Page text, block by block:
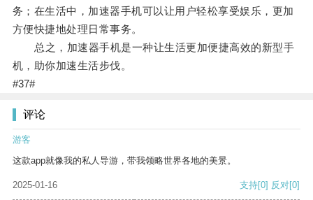
务；在生活中，加速器手机可以让用户轻松享受娱乐，更加
方便快捷地处理日常事务。
总之，加速器手机是一种让生活更加便捷高效的新型手
机，助你加速生活步伐。
#37#
评论
游客
这款app就像我的私人导游，带我领略世界各地的美景。
2025-01-16 支持[0] 反对[0]